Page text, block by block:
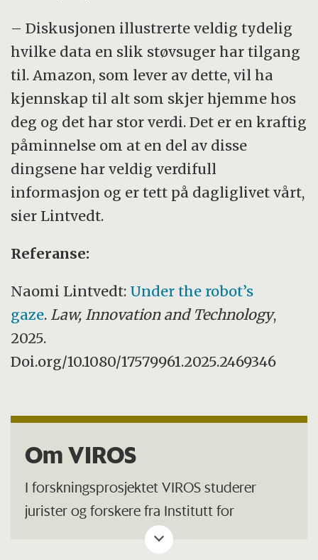
– Diskusjonen illustrerte veldig tydelig
hvilke data en slik støvsuger har tilgang
til. Amazon, som lever av dette, vil ha
kjennskap til alt som skjer hjemme hos
deg og det har stor verdi. Det er en kraftig
påminnelse om at en del av disse
dingsene har veldig verdifull
informasjon og er tett på dagliglivet vårt,
sier Lintvedt.
Referanse:
Naomi Lintvedt: Under the robot’s
gaze. Law, Innovation and Technology,
2025.
Doi.org/10.1080/17579961.2025.2469346
Om VIROS
I forskningsprosjektet VIROS studerer
jurister og forskere fra Institutt for
informatikk hvordan roboter kan bli bedre